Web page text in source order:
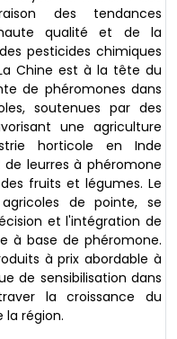
des tendances
qualité et de la
pesticides chimiques
Chine est à la tête du
de phéromones dans
soutenues par des
une agriculture
horticole en Inde
leurres à phéromone
fruits et légumes. Le
de pointe, se
et l'intégration de
à base de phéromone.
à prix abordable à
de sensibilisation dans
la croissance du
la région.